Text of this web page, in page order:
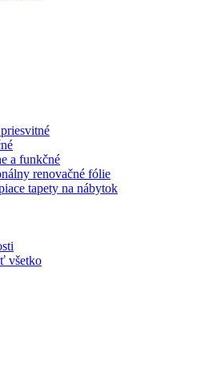
a funkčné
renovačné fólie
tapety na nábytok
všetko